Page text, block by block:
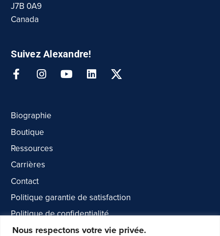
Nous respectons votre vie privée.
J7B 0A9
Canada
Suivez Alexandre!
Biographie
Boutique
Ressources
Carrières
Contact
Politique garantie de satisfaction
Politique de confidentialité
Termes et conditions